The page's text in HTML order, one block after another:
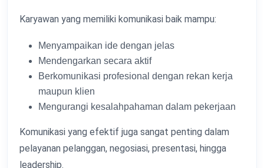
Karyawan yang memiliki komunikasi baik mampu:
Menyampaikan ide dengan jelas
Mendengarkan secara aktif
Berkomunikasi profesional dengan rekan kerja
maupun klien
Mengurangi kesalahpahaman dalam pekerjaan
Komunikasi yang efektif juga sangat penting dalam
pelayanan pelanggan, negosiasi, presentasi, hingga
leadership.